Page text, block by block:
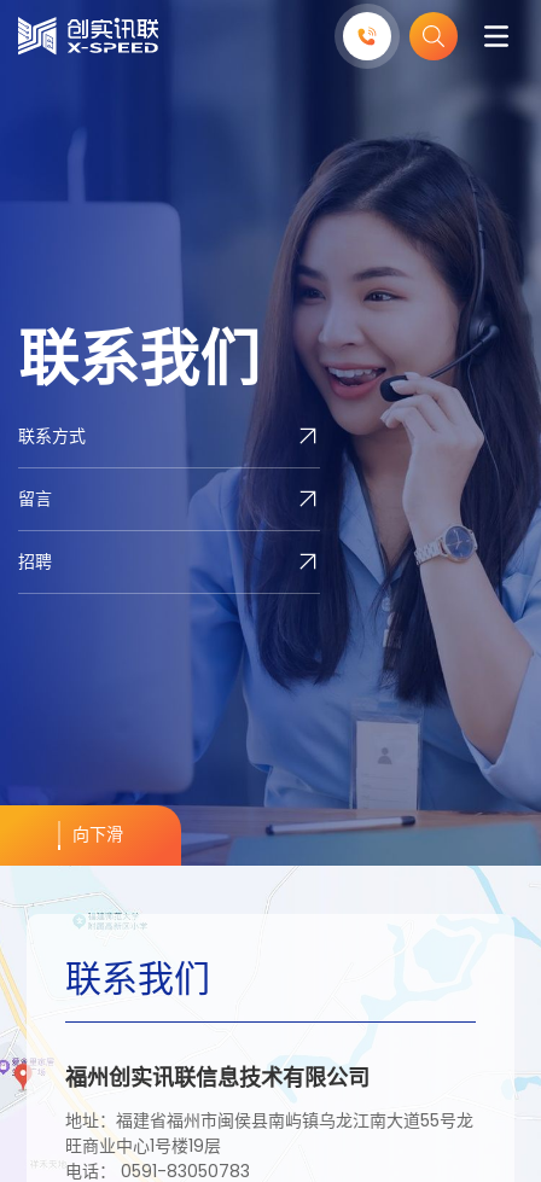
联系我们
联系方式
留言
招聘
向下滑
联系我们
福州创实讯联信息技术有限公司
地址：福建省福州市闽侯县南屿镇乌龙江南大道55号龙
旺商业中心1号楼19层
电话： 0591-83050783